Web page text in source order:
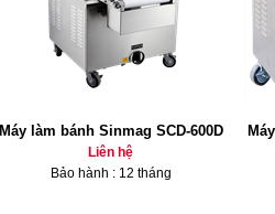
Máy làm bánh Sinmag SCD-600D
Liên hệ
Bảo hành : 12 tháng